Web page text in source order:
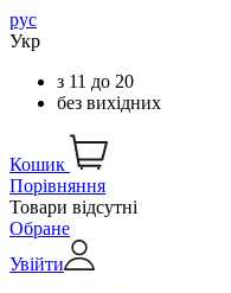
рус
Укр
з 11 до 20
без вихідних
Кошик
Порівняння
Товари відсутні
Обране
Увійти